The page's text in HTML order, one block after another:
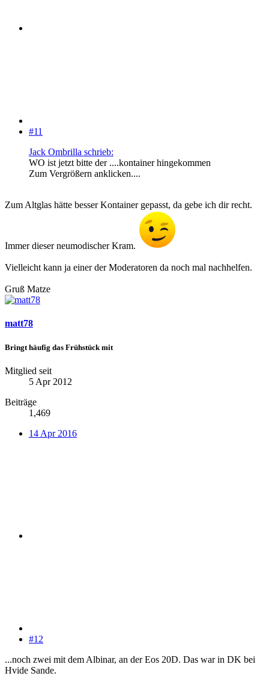
#11
Jack Ombrilla schrieb:
WO ist jetzt bitte der ....kontainer hingekommen
Zum Vergrößern anklicken....
Zum Altglas hätte besser Kontainer gepasst, da gebe ich dir recht.
Immer dieser neumodischer Kram.
Vielleicht kann ja einer der Moderatoren da noch mal nachhelfen.
Gruß Matze
matt78
Bringt häufig das Frühstück mit
Mitglied seit
5 Apr 2012
Beiträge
1,469
14 Apr 2016
#12
...noch zwei mit dem Albinar, an der Eos 20D. Das war in DK bei
Hvide Sande.